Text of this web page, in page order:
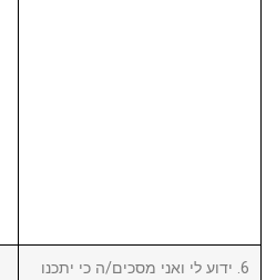
6. ידוע לי ואני מסכים/ה כי יתכנו